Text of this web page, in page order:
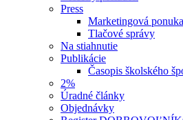
Press
Marketingová ponuka
Tlačové správy
Na stiahnutie
Publikácie
Časopis školského
2%
Úradné články
Objednávky